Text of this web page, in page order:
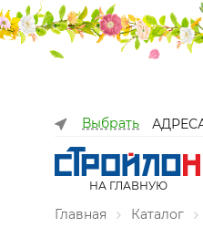
Выбрать
НА ГЛАВНУЮ
Главная Каталог